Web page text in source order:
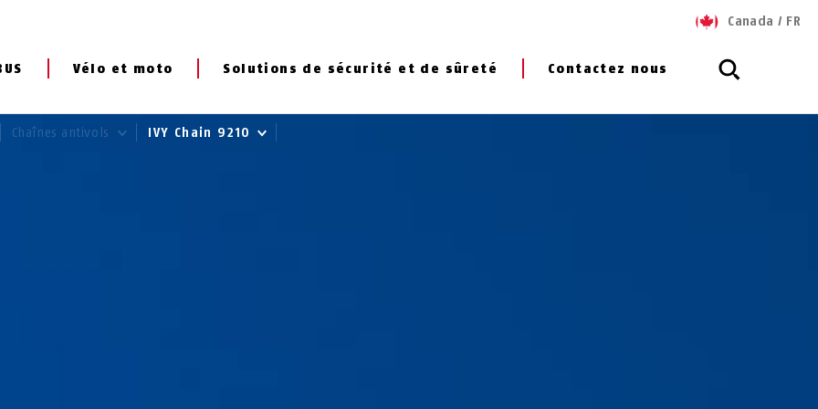
Vélo et moto Solutions de sécurité et de sûreté Contactez nous
Canada / FR
Chaînes antivols IVY Chain 9210